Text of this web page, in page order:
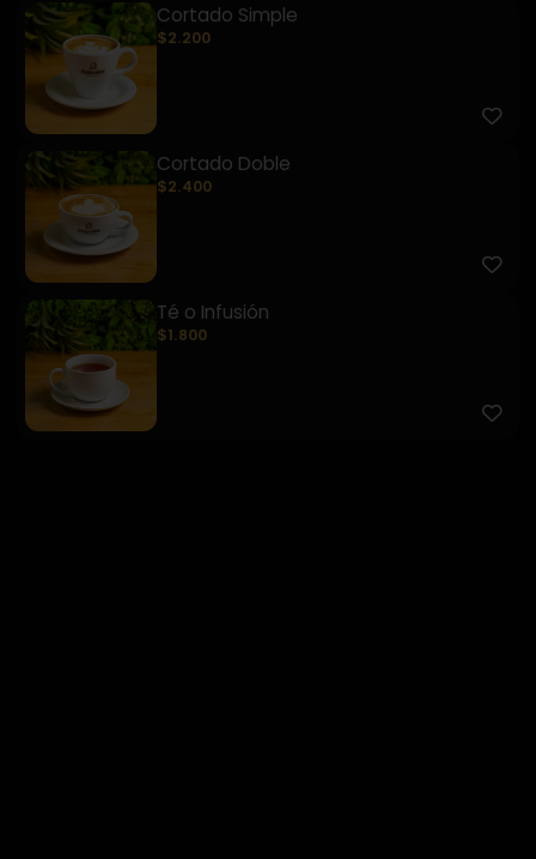
Cortado Simple
$2.200
Cortado Doble
$2.400
Té o Infusión
$1.800